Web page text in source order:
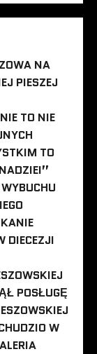
NA
PIESZEJ
TO NIE
TO
DIECEZJI
POSŁUGĘ
W